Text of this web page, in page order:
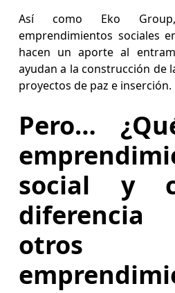
Así como Eko
emprendimientos sociales
hacen un aporte al
ayudan a la construcción de
proyectos de paz e inserción.
Pero…
social y
otros